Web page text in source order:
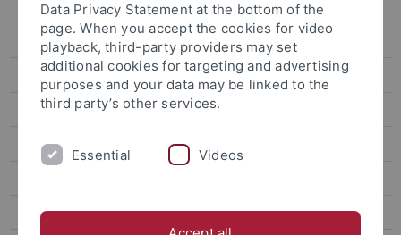
Pressemitteilungen
Archiv
attempto online
Newsletter Uni Tübingen aktuell
Publikationen
Data Privacy Statement at the bottom of the
page. When you accept the cookies for video
playback, third-party providers may set
additional cookies for targeting and advertising
purposes and your data may be linked to the
third party’s other services.
Essential Videos